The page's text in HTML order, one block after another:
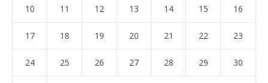
10 11 12 13 14 15 16
17 18 19 20 21 22 23
24 25 26 27 28 29 30